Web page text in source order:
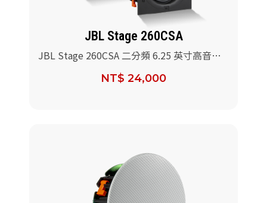
JBL Stage 260CSA
JBL Stage 260CSA 二分頻 6.25 英寸高音有
角度的吸頂式揚聲器/對
NT$ 24,000